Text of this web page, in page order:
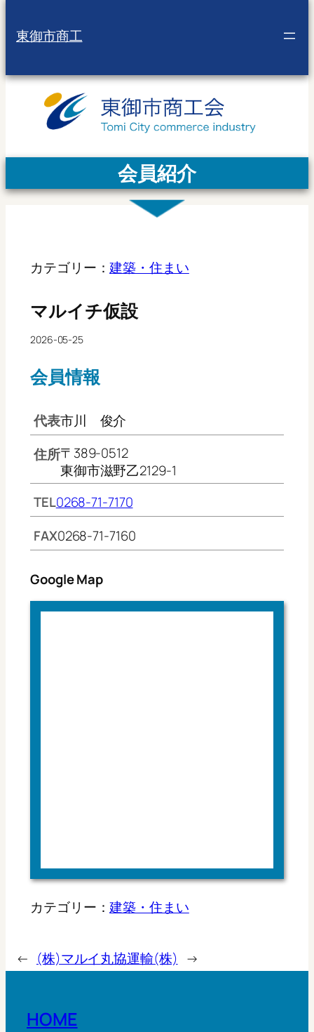
東御市商工
会員紹介
カテゴリー：建築・住まい
マルイチ仮設
2026-05-25
会員情報
代表市川 俊介
住所〒389-0512
東御市滋野乙2129-1
TEL0268-71-7170
FAX0268-71-7160
Google Map
カテゴリー：建築・住まい
← (株)マルイ丸協運輸(株) →
HOME